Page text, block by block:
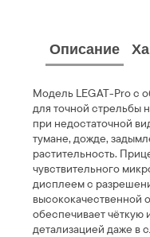
Описание
Модель LEGAT-Pro с
для точной стрельбы
при недостаточной
тумане, дожде,
растительность.
чувствительного
дисплеем с
высококачественной
обеспечивает чёткую
детализацией даже в